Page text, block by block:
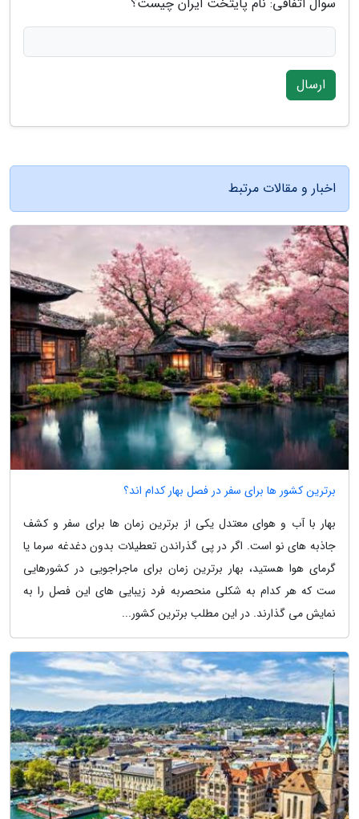
ارسال
اخبار و مقالات مرتبط
برترین کشور ها برای سفر در فصل بهار کدام اند؟
بهار با آب و هوای معتدل یکی از برترین زمان ها برای سفر و کشف
جاذبه های نو است. اگر در پی گذراندن تعطیلات بدون دغدغه سرما یا
گرمای هوا هستید، بهار برترین زمان برای ماجراجویی در کشورهایی
ست که هر کدام به شکلی منحصربه فرد زیبایی های این فصل را به
نمایش می گذارند. در این مطلب برترین کشور...